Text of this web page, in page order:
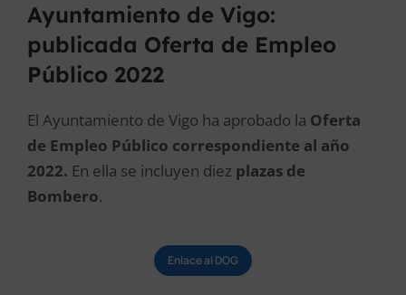
Ayuntamiento de Vigo:
publicada Oferta de Empleo
Público 2022
El Ayuntamiento de Vigo ha aprobado la Oferta
de Empleo Público correspondiente al año
2022. En ella se incluyen diez plazas de
Bombero.
Enlace al DOG